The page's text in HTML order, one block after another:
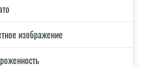
изображение